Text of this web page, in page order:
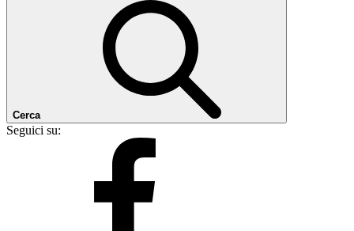
Cerca
Seguici su: